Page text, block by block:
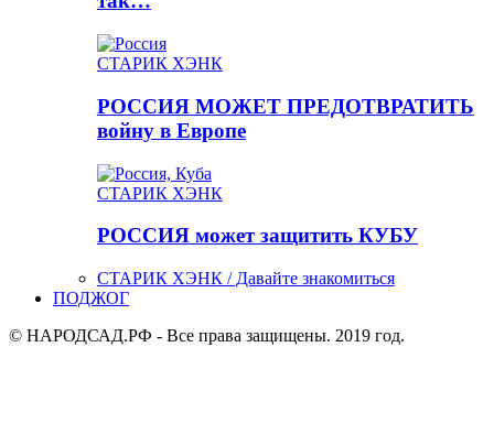
СТАРИК ХЭНК
РОССИЯ МОЖЕТ ПРЕДОТВРАТИТЬ
войну в Европе
СТАРИК ХЭНК
РОССИЯ может защитить КУБУ
СТАРИК ХЭНК / Давайте знакомиться
ПОДЖОГ
© НАРОДСАД.РФ - Все права защищены. 2019 год.